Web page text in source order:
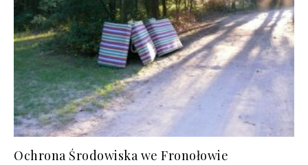
Ochrona Środowiska we Fronołowie